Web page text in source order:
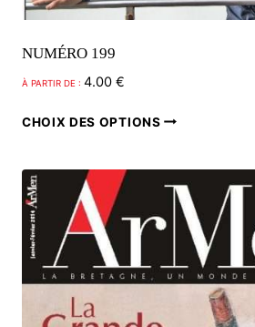
NUMÉRO 199
À PARTIR DE : 4.00 €
CHOIX DES OPTIONS
a
plusieurs
variations.
Les
options
peuvent
être